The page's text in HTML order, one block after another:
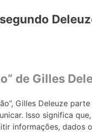
de Gilles
Gilles Deleuze
Isso significa
informações, dados